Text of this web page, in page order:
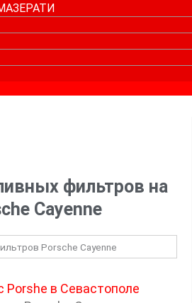
фильтров на
Cayenne
Porshe в Севастополе